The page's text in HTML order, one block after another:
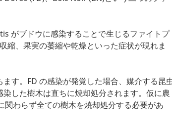
がブドウに感染することで生じるファイトプ
縮、果実の萎縮や乾燥といった症状が現れま
す。FD の感染が発覚した場合、媒介する昆
した樹木は直ちに焼却処分されます。仮に農
わらず全ての樹木を焼却処分する必要があ